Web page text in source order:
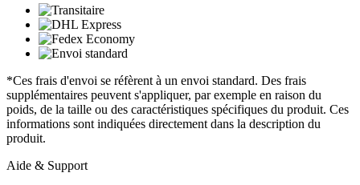
*Ces frais d'envoi se réfèrent à un envoi standard. Des frais
supplémentaires peuvent s'appliquer, par exemple en raison du
poids, de la taille ou des caractéristiques spécifiques du produit. Ces
informations sont indiquées directement dans la description du
produit.
Aide & Support